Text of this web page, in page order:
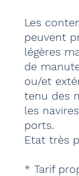
Les
peuvent
légères
de
ou/et
tenu des
les
ports.
Etat très
* Tarif